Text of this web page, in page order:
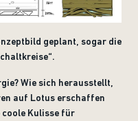
geplant, sogar die
Wie sich herausstellt,
auf Lotus erschaffen
coole Kulisse für